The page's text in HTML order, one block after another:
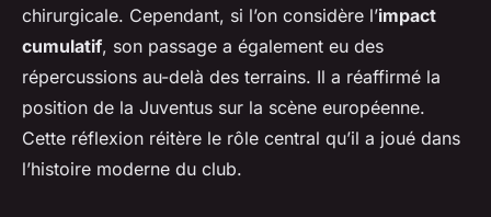
chirurgicale. Cependant, si l’on considère l’impact
cumulatif, son passage a également eu des
répercussions au-delà des terrains. Il a réaffirmé la
position de la Juventus sur la scène européenne.
Cette réflexion réitère le rôle central qu’il a joué dans
l’histoire moderne du club.